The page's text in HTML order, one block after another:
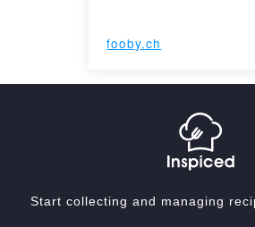
fooby.ch
Start collecting and managing